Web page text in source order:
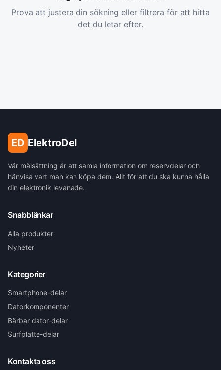
Prova att justera din sökning eller filtrera för att hitta
det du letar efter.
ED ElektroDel
Vår målsättning är att samla information om reservdelar och
hänvisa vart man kan köpa dem. Allt för att du ska kunna hålla
din elektronik levanade.
Snabblänkar
Alla produkter
Nyheter
Kategorier
Smartphone-delar
Datorkomponenter
Bärbar dator-delar
Surfplatte-delar
Kontakta oss